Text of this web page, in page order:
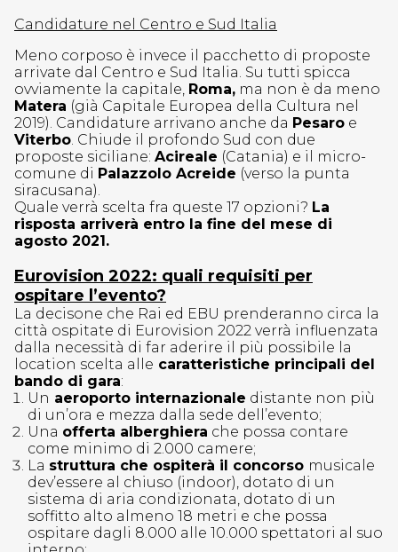
Candidature nel Centro e Sud Italia
Meno corposo è invece il pacchetto di proposte
arrivate dal Centro e Sud Italia. Su tutti spicca
ovviamente la capitale, Roma, ma non è da meno
Matera (già Capitale Europea della Cultura nel
2019). Candidature arrivano anche da Pesaro e
Viterbo. Chiude il profondo Sud con due
proposte siciliane: Acireale (Catania) e il micro-
comune di Palazzolo Acreide (verso la punta
siracusana).
Quale verrà scelta fra queste 17 opzioni? La
risposta arriverà entro la fine del mese di
agosto 2021.
Eurovision 2022: quali requisiti per
ospitare l’evento?
La decisone che Rai ed EBU prenderanno circa la
città ospitate di Eurovision 2022 verrà influenzata
dalla necessità di far aderire il più possibile la
location scelta alle caratteristiche principali del
bando di gara:
Un aeroporto internazionale distante non più
di un’ora e mezza dalla sede dell’evento;
Una offerta alberghiera che possa contare
come minimo di 2.000 camere;
La struttura che ospiterà il concorso musicale
dev’essere al chiuso (indoor), dotato di un
sistema di aria condizionata, dotato di un
soffitto alto almeno 18 metri e che possa
ospitare dagli 8.000 alle 10.000 spettatori al suo